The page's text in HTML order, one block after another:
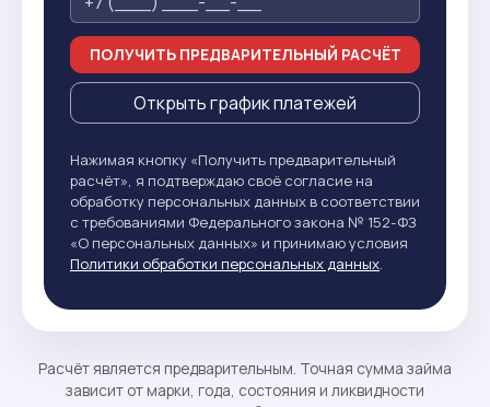
ПОЛУЧИТЬ ПРЕДВАРИТЕЛЬНЫЙ РАСЧЁТ
Открыть график платежей
Нажимая кнопку «Получить предварительный
расчёт», я подтверждаю своё согласие на
обработку персональных данных в соответствии
с требованиями Федерального закона № 152-ФЗ
«О персональных данных» и принимаю условия
Политики обработки персональных данных.
Расчёт является предварительным. Точная сумма займа
зависит от марки, года, состояния и ликвидности